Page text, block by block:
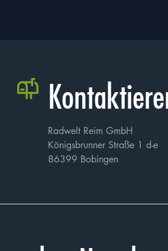
Radwelt Reim GmbH
Königsbrunner Straße 1 d-e
86399 Bobingen